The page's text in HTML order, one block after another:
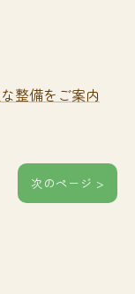
整備をご案内
次のページ >